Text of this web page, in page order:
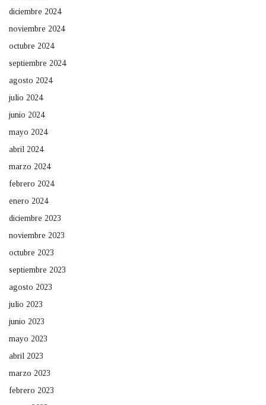
diciembre 2024
noviembre 2024
octubre 2024
septiembre 2024
agosto 2024
julio 2024
junio 2024
mayo 2024
abril 2024
marzo 2024
febrero 2024
enero 2024
diciembre 2023
noviembre 2023
octubre 2023
septiembre 2023
agosto 2023
julio 2023
junio 2023
mayo 2023
abril 2023
marzo 2023
febrero 2023